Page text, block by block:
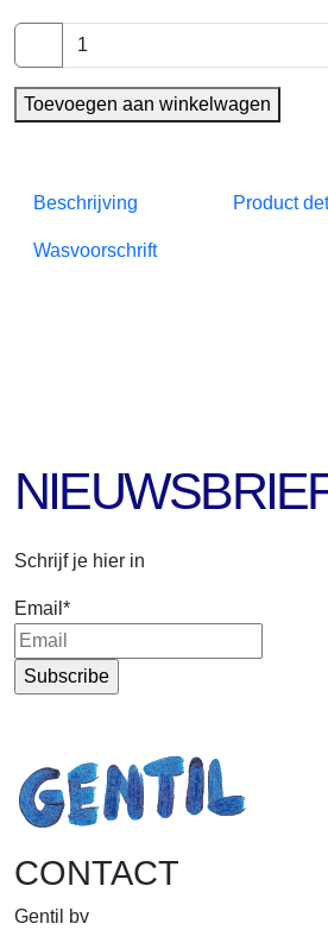
TETRIS
aantal
Toevoegen aan winkelwagen
Beschrijving Product
Wasvoorschrift
Schrijf je hier in
Email *
CONTACT
Gentil bv